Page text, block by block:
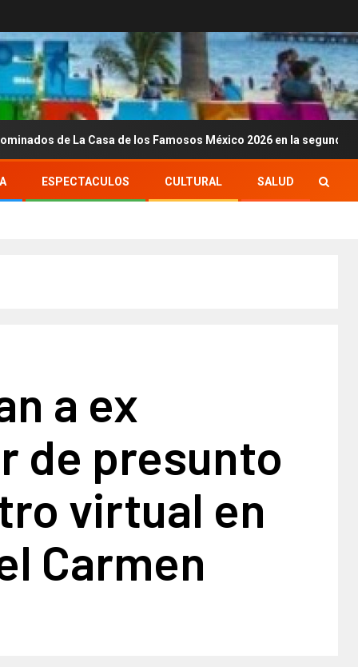
Casa de los Famosos México 2026 en la segunda semana
ESPECTACULOS CULTURAL SALUD
a ex
de presunto
virtual en
Carmen